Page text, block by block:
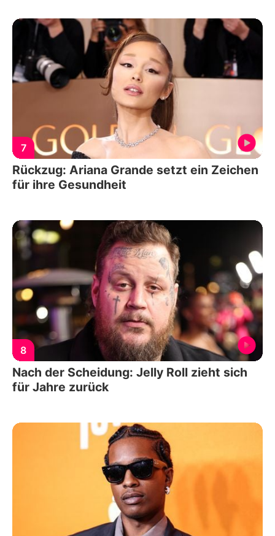
7
Rückzug: Ariana Grande setzt ein Zeichen
für ihre Gesundheit
8
Nach der Scheidung: Jelly Roll zieht sich
für Jahre zurück